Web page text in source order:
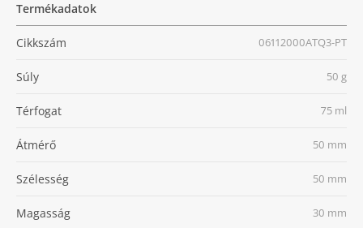
Termékadatok
Cikkszám 06112000ATQ3-PT
Súly 50 g
Térfogat 75 ml
Átmérő 50 mm
Szélesség 50 mm
Magasság 30 mm